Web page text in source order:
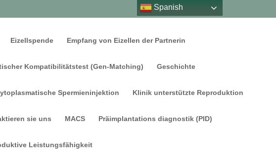
Eizellspende Empfang von Eizellen der Partnerin
Kompatibilitätstest (Gen-Matching) Geschichte
Spermieninjektion Klinik unterstützte Reproduktion
sie uns MACS Präimplantations diagnostik (PID)
Leistungsfähigkeit
Spanish